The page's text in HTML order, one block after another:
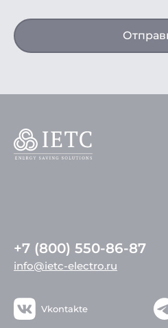
+7 (800) 550-86-87
info@ietc-electro.ru
Vkontakte